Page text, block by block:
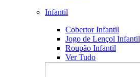
Infantil
Cobertor Infantil
Jogo de Lençol Infantil
Roupão Infantil
Ver Tudo